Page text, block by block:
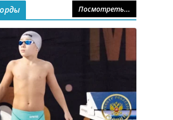
Посмотреть...